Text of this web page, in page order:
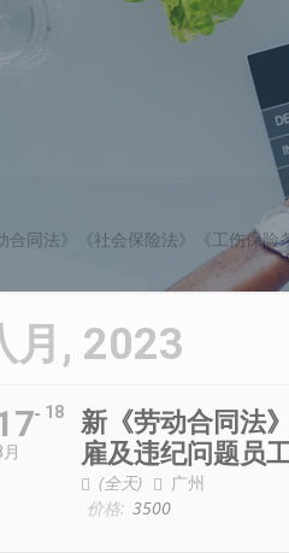
合同法》《社会保险法》《工伤保
月, 2023
18
新《劳动合同法
雇及违纪问题员
(全天)
广州
价格: 3500